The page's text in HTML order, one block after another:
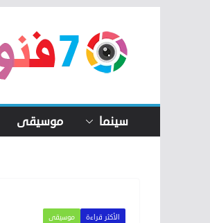
content
سينما موسيقى
الأكثر قراءة موسيقى